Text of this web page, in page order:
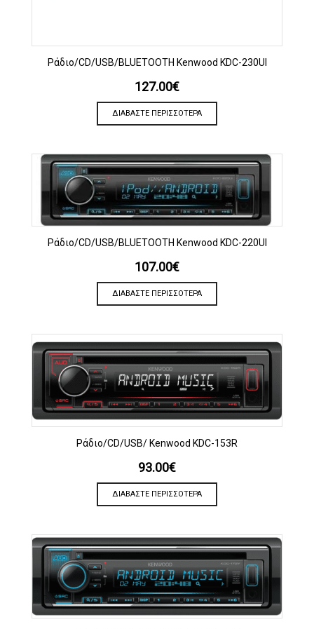
Ράδιο/CD/USB/BLUETOOTH Kenwood KDC-230UI
127.00€
ΔΙΑΒΆΣΤΕ ΠΕΡΙΣΣΌΤΕΡΑ
Ράδιο/CD/USB/BLUETOOTH Kenwood KDC-220UI
107.00€
ΔΙΑΒΆΣΤΕ ΠΕΡΙΣΣΌΤΕΡΑ
Ράδιο/CD/USB/ Kenwood KDC-153R
93.00€
ΔΙΑΒΆΣΤΕ ΠΕΡΙΣΣΌΤΕΡΑ